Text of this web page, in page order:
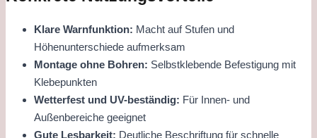
Klare Warnfunktion: Macht auf Stufen und
Höhenunterschiede aufmerksam
Montage ohne Bohren: Selbstklebende Befestigung mit
Klebepunkten
Wetterfest und UV-beständig: Für Innen- und
Außenbereiche geeignet
Gute Lesbarkeit: Deutliche Beschriftung für schnelle